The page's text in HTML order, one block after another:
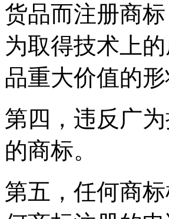
货品而注册商
为取得技术上
品重大价值的形
第四，违反广
的商标。
第五，任何商